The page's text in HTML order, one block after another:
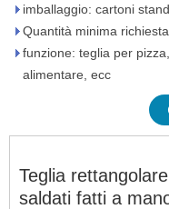
imballaggio: cartoni
Quantità minima
funzione: teglia per
alimentare, ecc
Teglia
saldati fatti a